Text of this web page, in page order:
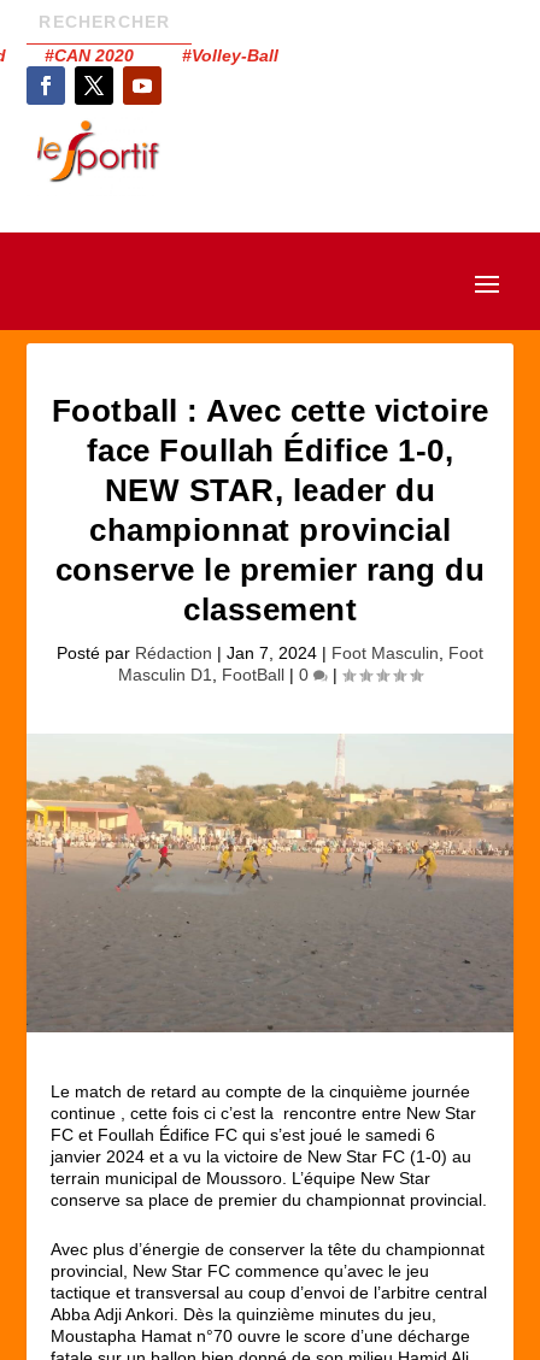
#CAN 2020 #Volley-Ball
Football : Avec cette victoire
face Foullah Édifice 1-0,
NEW STAR, leader du
championnat provincial
conserve le premier rang du
classement
Posté par Rédaction | Jan 7, 2024 | Foot Masculin
Foot
Masculin D1
FootBall | 0 |
Le match de retard au compte de la cinquième journée
continue , cette fois ci c’est la rencontre entre New Star
FC et Foullah Édifice FC qui s’est joué le samedi 6
janvier 2024 et a vu la victoire de New Star FC (1-0) au
terrain municipal de Moussoro. L’équipe New Star
conserve sa place de premier du championnat provincial.
Avec plus d’énergie de conserver la tête du championnat
provincial, New Star FC commence qu’avec le jeu
tactique et transversal au coup d’envoi de l’arbitre central
Abba Adji Ankori. Dès la quinzième minutes du jeu,
Moustapha Hamat n°70 ouvre le score d’une décharge